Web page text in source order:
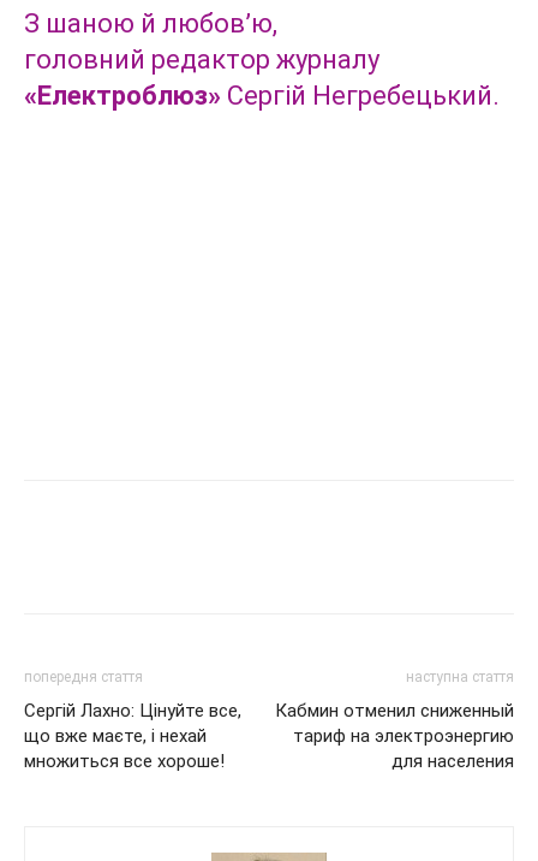
З шаною й любов’ю,
головний редактор журналу
«Електроблюз» Сергій Негребецький.
попередня стаття
Сергій Лахно: Цінуйте все,
що вже маєте, і нехай
множиться все хороше!
наступна стаття
Кабмин отменил сниженный
тариф на электроэнергию
для населения